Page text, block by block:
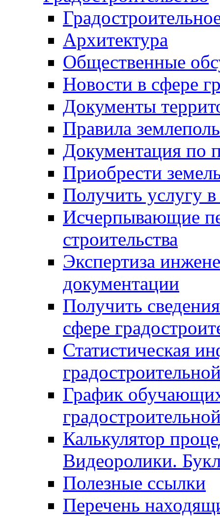
Архитектура
Общественные
Новости в сфере
Документы
Правила
Документация по
Приобрести
Получить услугу в
Исчерпывающие
строительства
Экспертиза
документации
Получить
сфере
Статистическая
График
Калькулятор
Видеоролики.
Полезные ссылки
Перечень